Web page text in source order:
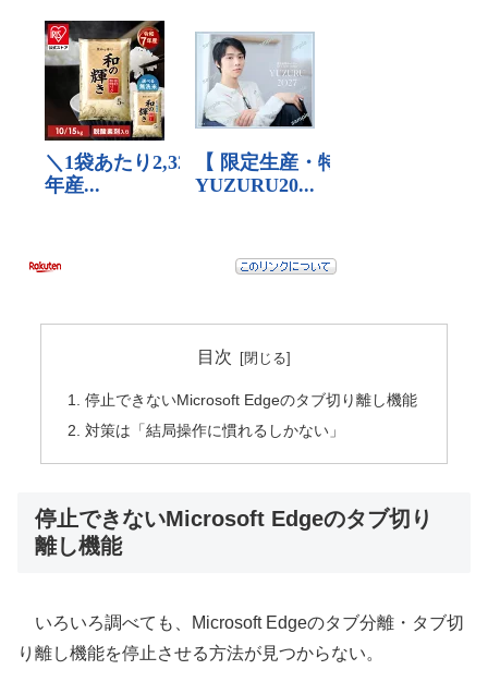
目次
停止できないMicrosoft Edgeのタブ切り離し機能
対策は「結局操作に慣れるしかない」
停止できないMicrosoft Edgeのタブ切り
離し機能
いろいろ調べても、Microsoft Edgeのタブ分離・タブ切
り離し機能を停止させる方法が見つからない。